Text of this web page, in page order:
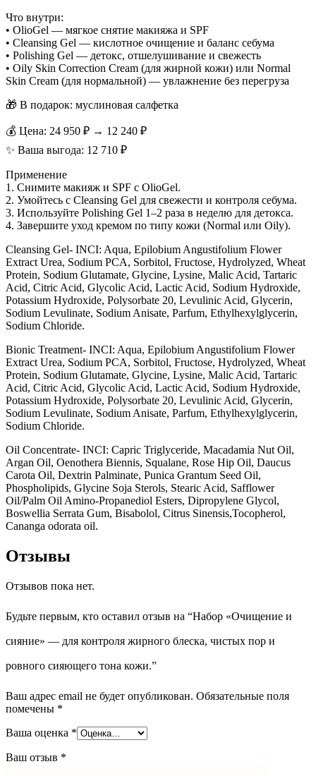
Что внутри:
• OlioGel — мягкое снятие макияжа и SPF
• Cleansing Gel — кислотное очищение и баланс себума
• Polishing Gel — детокс, отшелушивание и свежесть
• Oily Skin Correction Cream (для жирной кожи) или Normal
Skin Cream (для нормальной) — увлажнение без перегруза
🎁 В подарок: муслиновая салфетка
💰 Цена: 24 950 ₽ → 12 240 ₽
✨ Ваша выгода: 12 710 ₽
Применение
1. Снимите макияж и SPF с OlioGel.
2. Умойтесь с Cleansing Gel для свежести и контроля себума.
3. Используйте Polishing Gel 1–2 раза в неделю для детокса.
4. Завершите уход кремом по типу кожи (Normal или Oily).
Cleansing Gel- INCI: Aqua, Epilobium Angustifolium Flower
Extract Urea, Sodium PCA, Sorbitol, Fructose, Hydrolyzed, Wheat
Protein, Sodium Glutamate, Glycine, Lysine, Malic Acid, Tartaric
Acid, Citric Acid, Glycolic Acid, Lactic Acid, Sodium Hydroxide,
Potassium Hydroxide, Polysorbate 20, Levulinic Acid, Glycerin,
Sodium Levulinate, Sodium Anisate, Parfum, Ethylhexylglycerin,
Sodium Chloride.
Bionic Treatment- INCI: Aqua, Epilobium Angustifolium Flower
Extract Urea, Sodium PCA, Sorbitol, Fructose, Hydrolyzed, Wheat
Protein, Sodium Glutamate, Glycine, Lysine, Malic Acid, Tartaric
Acid, Citric Acid, Glycolic Acid, Lactic Acid, Sodium Hydroxide,
Potassium Hydroxide, Polysorbate 20, Levulinic Acid, Glycerin,
Sodium Levulinate, Sodium Anisate, Parfum, Ethylhexylglycerin,
Sodium Chloride.
Oil Concentrate- INCI: Capric Triglyceride, Macadamia Nut Oil,
Argan Oil, Oenothera Biennis, Squalane, Rose Hip Oil, Daucus
Carota Oil, Dextrin Palminate, Punica Grantum Seed Oil,
Phospholipids, Glycine Soja Sterols, Stearic Acid, Safflower
Oil/Palm Oil Amino-Propanediol Esters, Dipropylene Glycol,
Boswellia Serrata Gum, Bisabolol, Citrus Sinensis,Tocopherol,
Cananga odorata oil.
Отзывы
Отзывов пока нет.
Будьте первым, кто оставил отзыв на “Набор «Очищение и
сияние» — для контроля жирного блеска, чистых пор и
ровного сияющего тона кожи.”
Ваш адрес email не будет опубликован. Обязательные поля
помечены *
Ваша оценка *
Ваш отзыв *